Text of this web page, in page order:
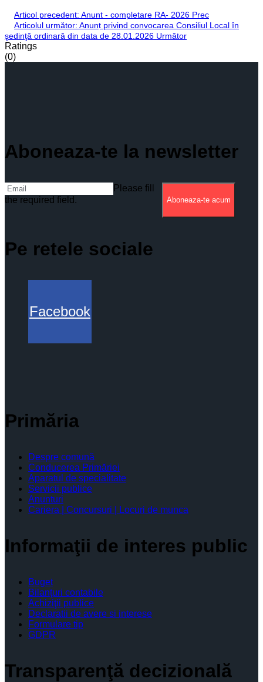
Articol precedent: Anunt - completare RA- 2026 Prec
Articolul următor: Anunț privind convocarea Consiliul Local în
şedinţă ordinară din data de 28.01.2026 Următor
Ratings
(0)
Aboneaza-te la newsletter
Please fill
the required field.
Aboneaza-te acum
Pe retele sociale
Facebook
Primăria
Despre comună
Conducerea Primăriei
Aparatul de specialitate
Servicii publice
Anunturi
Cariera | Concursuri | Locuri de munca
Informaţii de interes public
Buget
Bilanţuri contabile
Achiziţii publice
Declaratii de avere si interese
Formulare tip
GDPR
Transparenţă decizională